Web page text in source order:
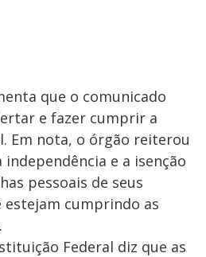
que o comunicado
e fazer cumprir a
Em nota, o órgão reiterou
e a isenção
pessoais de seus
estejam cumprindo as
Federal diz que as